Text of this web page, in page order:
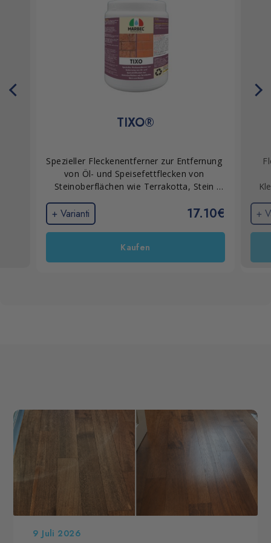
TIXO®
Spezieller Fleckenentferner zur Entfernung
von Öl- und Speisefettflecken von
Steinoberflächen wie Terrakotta, Stein
+ Varianti 17.10€
Kaufen
+
9 Juli 2026